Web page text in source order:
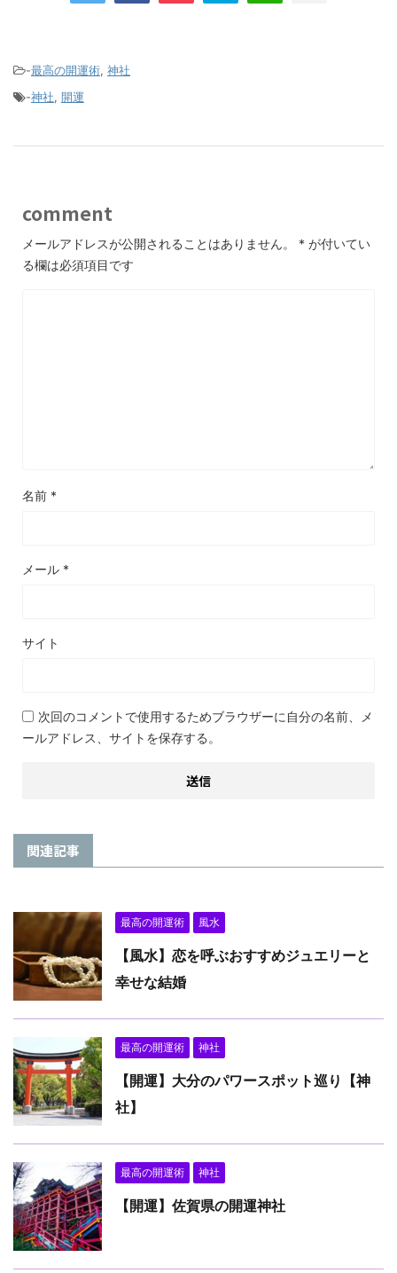
-最高の開運術, 神社
-神社, 開運
comment
メールアドレスが公開されることはありません。 * が付いてい
る欄は必須項目です
名前 *
メール *
サイト
次回のコメントで使用するためブラウザーに自分の名前、メ
ールアドレス、サイトを保存する。
関連記事
最高の開運術 風水
【風水】恋を呼ぶおすすめジュエリーと
幸せな結婚
最高の開運術 神社
【開運】大分のパワースポット巡り【神
社】
最高の開運術 神社
【開運】佐賀県の開運神社